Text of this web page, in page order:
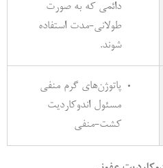
دائمی که به صورت
طولانی-مدت استفاده
شوند.
پاتوژن­‌های گرم منفی
مسئول اندوکاردیت
کشت-منفی